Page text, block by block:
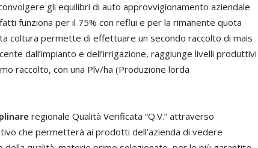
gli equilibri di auto approvvigionamento aziendale
funziona per il 75% con reflui e per la rimanente quota
coltura permette di effettuare un secondo raccolto di mais
dall’impianto e dell’irrigazione, raggiunge livelli produttivi
raccolto, con una Plv/ha (Produzione lorda
regionale Qualità Verificata “Q.V.” attraverso
che permetterà ai prodotti dell’azienda di vedere